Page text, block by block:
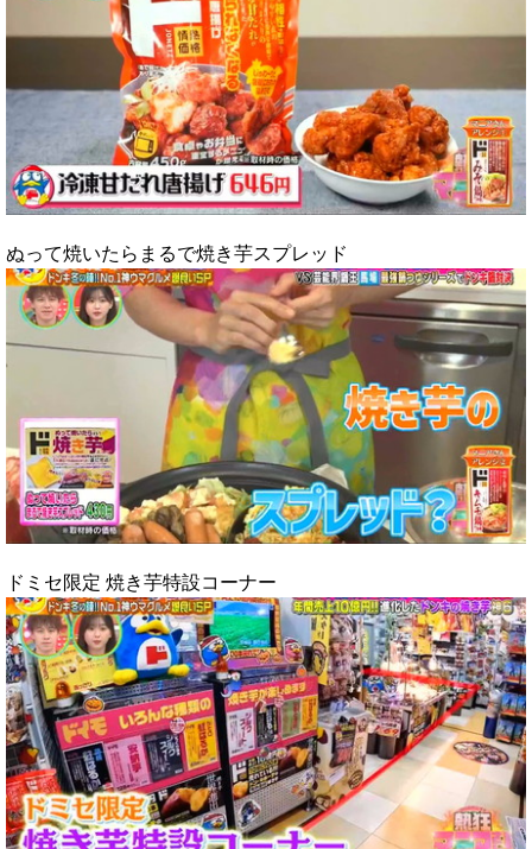
ぬって焼いたらまるで焼き芋スプレッド
ドミセ限定 焼き芋特設コーナー